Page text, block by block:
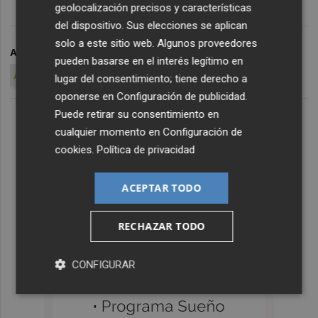
ARCHIVADO EN
RFEF
AYUNTAMIENTO DE ALICANTE
geolocalización precisos y características
del dispositivo. Sus elecciones se aplican
solo a este sitio web. Algunos proveedores
pueden basarse en el interés legítimo en
lugar del consentimiento; tiene derecho a
oponerse enConfiguración de publicidad.
Puede retirar su consentimiento en
cualquier momento enConfiguración de
cookies.Política de privacidad
ACEPTAR TODO
RECHAZAR TODO
CONFIGURAR